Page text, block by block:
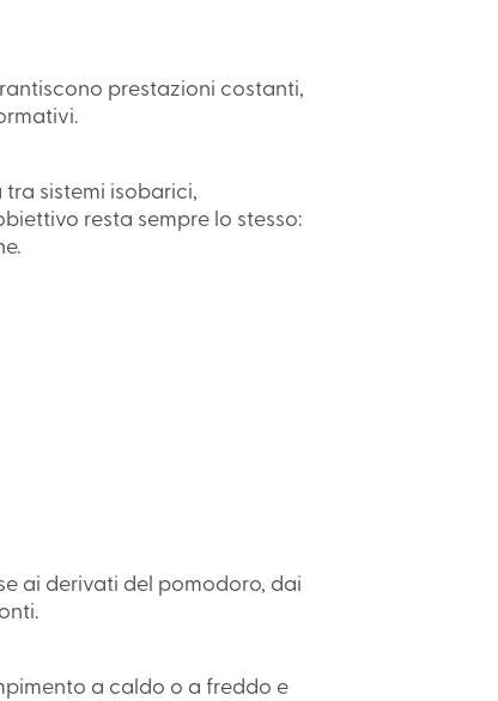
prestazioni costanti,
tra sistemi isobarici,
resta sempre lo stesso:
ai derivati del pomodoro, dai
a caldo o a freddo e